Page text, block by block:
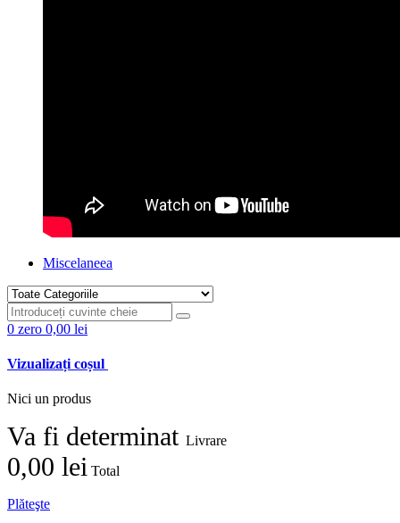
Miscelaneea
0 zero 0,00 lei
Vizualizați coșul
Nici un produs
Va fi determinat Livrare
0,00 lei Total
Plăteşte